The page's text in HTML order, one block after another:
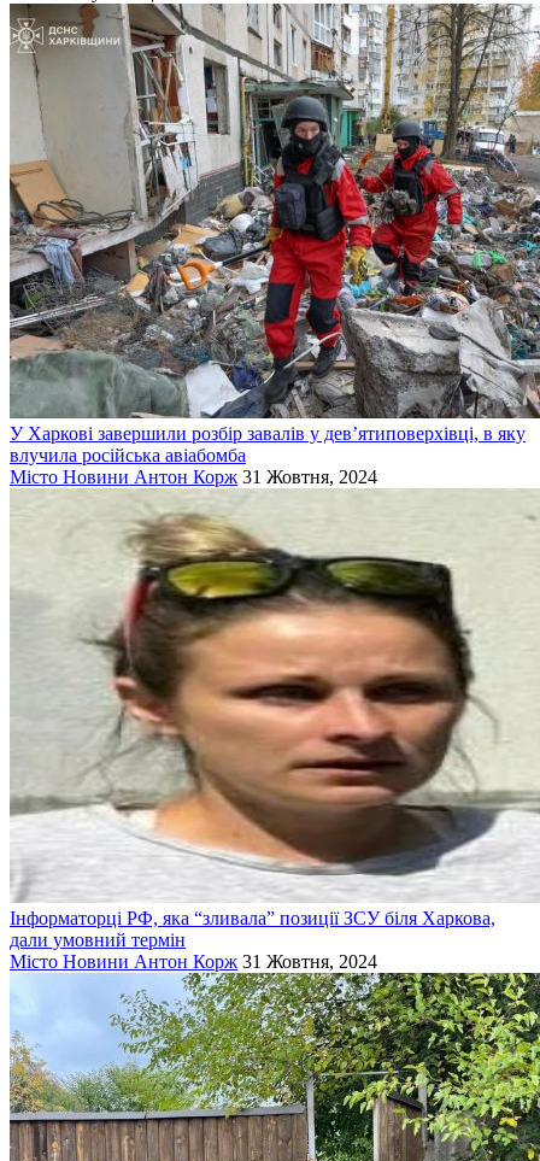
У Харкові завершили розбір завалів у дев’ятиповерхівці, в яку
влучила російська авіабомба
Місто Новини Антон Корж 31 Жовтня, 2024
Інформаторці РФ, яка “зливала” позиції ЗСУ біля Харкова,
дали умовний термін
Місто Новини Антон Корж 31 Жовтня, 2024